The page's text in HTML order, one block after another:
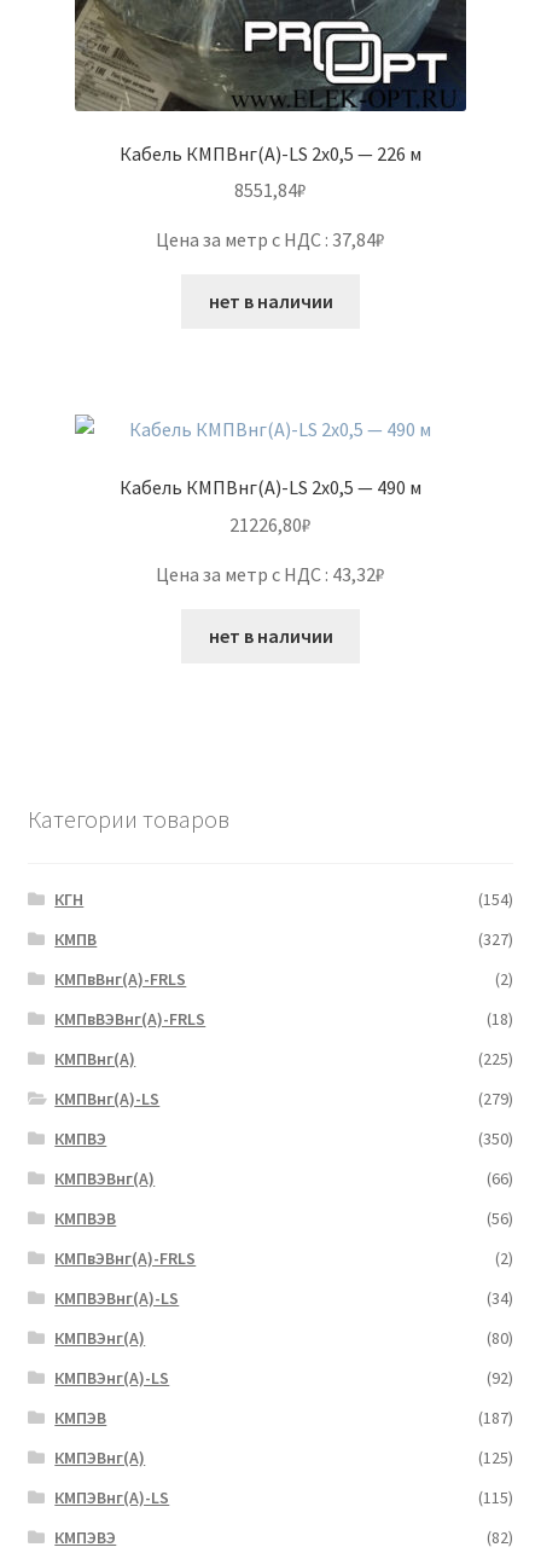
Кабель КМПВнг(А)-LS 2х0,5 — 226 м
8551,84₽
Цена за метр с НДС : 37,84₽
нет в наличии
Кабель КМПВнг(А)-LS 2х0,5 — 490 м
21226,80₽
Цена за метр с НДС : 43,32₽
нет в наличии
Категории товаров
КГН
(154)
КМПВ
(327)
КМПвВнг(А)-FRLS
(2)
КМПвВЭВнг(А)-FRLS
(18)
КМПВнг(А)
(225)
КМПВнг(А)-LS
(279)
КМПВЭ
(350)
КМПВЭBнг(А)
(66)
КМПВЭВ
(56)
КМПвЭВнг(А)-FRLS
(2)
КМПВЭВнг(А)-LS
(34)
КМПВЭнг(А)
(80)
КМПВЭнг(А)-LS
(92)
КМПЭВ
(187)
КМПЭВнг(А)
(125)
КМПЭВнг(А)-LS
(115)
КМПЭВЭ
(82)